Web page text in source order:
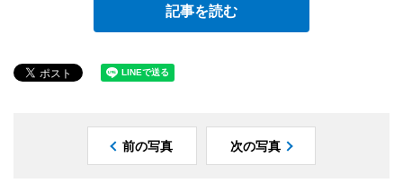
記事を読む
前の写真 次の写真